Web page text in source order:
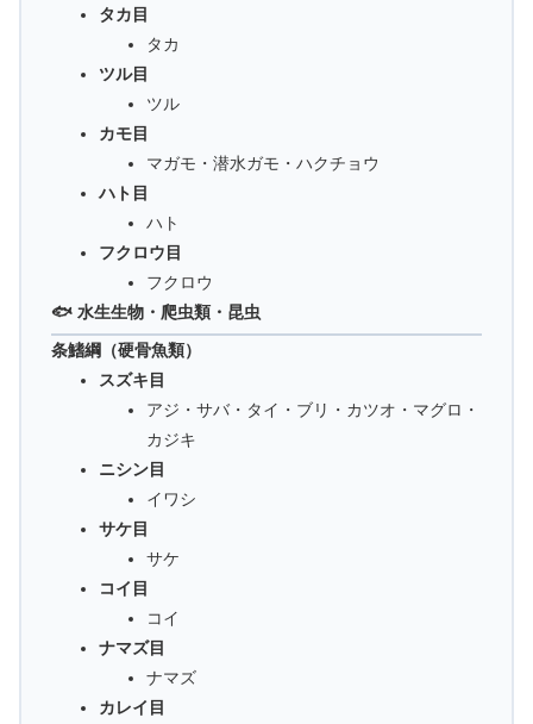
タカ目
タカ
ツル目
ツル
カモ目
マガモ・潜水ガモ・ハクチョウ
ハト目
ハト
フクロウ目
フクロウ
🐟 水生生物・爬虫類・昆虫
条鰭綱（硬骨魚類）
スズキ目
アジ・サバ・タイ・ブリ・カツオ・マグロ・
カジキ
ニシン目
イワシ
サケ目
サケ
コイ目
コイ
ナマズ目
ナマズ
カレイ目